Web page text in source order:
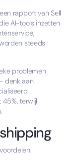
rapport van Sell
AI-tools inzetten
steeds
problemen
denk aan
terwijl